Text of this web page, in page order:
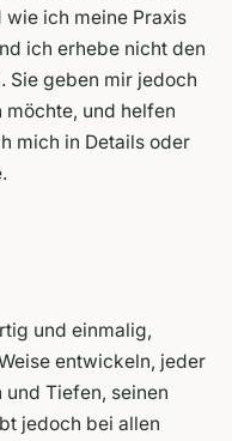
wie ich meine Praxis
ich erhebe nicht den
Sie geben mir jedoch
möchte, und helfen
mich in Details oder
und einmalig,
entwickeln, jeder
Tiefen, seinen
jedoch bei allen